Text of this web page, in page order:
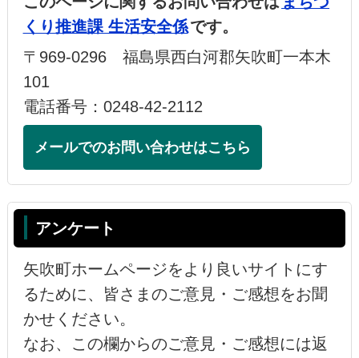
くり推進課 生活安全係です。
〒969-0296 福島県西白河郡矢吹町一本木
101
電話番号：0248-42-2112
メールでのお問い合わせはこちら
アンケート
矢吹町ホームページをより良いサイトにす
るために、皆さまのご意見・ご感想をお聞
かせください。
なお、この欄からのご意見・ご感想には返